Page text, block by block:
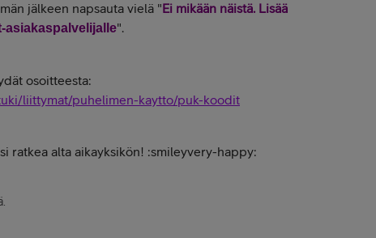
jälkeen napsauta vielä "Ei mikään näistä. Lisää
asiakaspalvelijalle".
osoitteesta:
liittymat/puhelimen-kaytto/puk-koodit
ratkea alta aikayksikön! :smileyvery-happy: